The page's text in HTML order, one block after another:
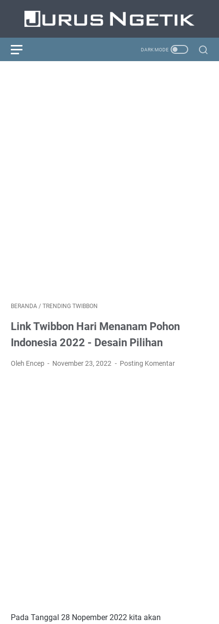
BERANDA / TRENDING TWIBBON
Link Twibbon Hari Menanam Pohon
Indonesia 2022 - Desain Pilihan
Oleh Encep November 23, 2022 Posting Komentar
Pada Tanggal 28 Nopember 2022 kita akan